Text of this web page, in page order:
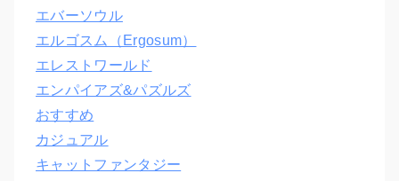
エバーソウル
エルゴスム（Ergosum）
エレストワールド
エンパイアズ&パズルズ
おすすめ
カジュアル
キャットファンタジー